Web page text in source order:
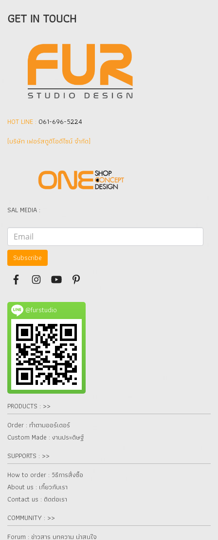
GET IN TOUCH
HOT LINE : 061-696-5224
(บริษัท เฟอร์สตูดิโอดีไซน์ จำกัด]
SAL MEDIA :
Subscribe
@furstudio
PRODUCTS : >>
Order : ทำตามออร์เดอร์
Custom Made : งานประดิษฐ์
SUPPORTS : >>
How to order : วิธีการสั่งซื้อ
About us : เกี๋ยวกับเรา
Contact us : ติดต่อเรา
COMMUNITY : >>
Forum : ข่าวสาร บทความ น่าสนใจ